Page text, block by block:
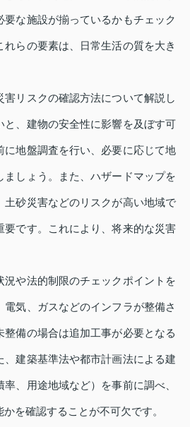
な施設が揃っているかもチェック
れらの要素は、日常生活の質を大き
害リスクの確認方法について解説し
と、建物の安全性に影響を及ぼす可
に地盤調査を行い、必要に応じて地
ましょう。また、ハザードマップを
土砂災害などのリスクが高い地域で
要です。これにより、将来的な災害
況や法的制限のチェックポイントを
気、ガスなどのインフラが整備さ
整備の場合は追加工事が必要となる
、建築基準法や都市計画法による建
、用途地域など）を事前に調べ、
を確認することが不可欠です。